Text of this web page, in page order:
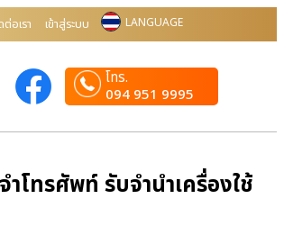
อเรา เข้าสู่ระบบ LANGUAGE
โทร.
094 951 9995
โทรศัพท์ รับจำนำเครื่องใช้